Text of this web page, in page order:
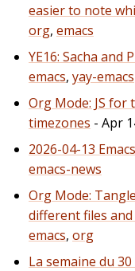
easier to note
org, emacs
YE16: Sacha and
emacs, yay-emacs
Org Mode: JS
timezones - Apr
2026-04-13
emacs-news
Org Mode:
different files
emacs, org
La semaine du